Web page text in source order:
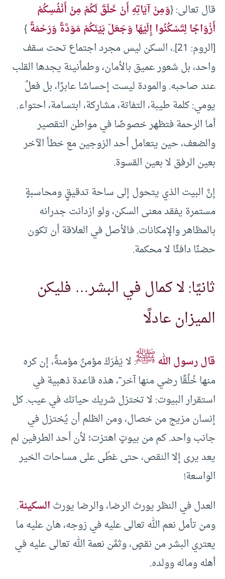
قال تعالى: {وَمِنْ آيَاتِهِ أَنْ خَلَقَ لَكُمْ مِنْ أَنْفُسِكُمْ
أَزْوَاجًا لِتَسْكُنُوا إِلَيْهَا وَجَعَلَ بَيْنَكُمْ مَوَدَّةً وَرَحْمَةً}
[الروم: 21].، السكن ليس مجرد اجتماع تحت سقف
واحد، بل شعور عميق بالأمان، وطمأنينة يجدها القلب
عند صاحبه. والمودة ليست إحساسًا عابرًا، بل فعلٌ
يومي: كلمة طيبة، التفاتة، مشاركة، ابتسامة، احتواء.
أما الرحمة فتظهر خصوصًا في مواطن التقصير
والضعف، حين يتعامل أحد الزوجين مع خطأ الآخر
بعين الرفق لا بعين القسوة.
إنَّ البيت الذي يتحول إلى ساحة تدقيقٍ ومحاسبةٍ
مستمرة يفقد معنى السكن، ولو ازدانت جدرانه
بالمظاهر والإمكانات. فالأصل في العلاقة أن تكون
حضنًا دافئًا لا محكمة.
ثانيًا: لا كمال في البشر… فليكن
الميزان عادلًا
قال رسول اللهﷺ: لا يَفْرَكْ مؤمنٌ مؤمنةً، إن كره
منها خُلُقًا رضي منها آخر”، هذه قاعدة ذهبية في
استقرار البيوت: لا تختزل شريك حياتك في عيب. كل
إنسان مزيج من خصال، ومن الظلم أن يُختزل في
جانب واحد. كم من بيوتٍ اهتزت؛ لأن أحد الطرفين لم
يعد يرى إلا النقص، حتى غطّى على مساحات الخير
الواسعة!
العدل في النظر يورث الرضا، والرضا يورثالسكينة.
ومن تأمل نعم الله تعالى عليه في زوجه، هان عليه ما
يعتري البشر من نقصٍ، وثمَّن نعمة الله تعالى عليه في
أهله وماله وولده.